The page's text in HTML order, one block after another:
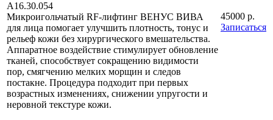
А16.30.054
Микроигольчатый RF-лифтинг ВЕНУС ВИВА
для лица помогает улучшить плотность, тонус и
рельеф кожи без хирургического вмешательства.
Аппаратное воздействие стимулирует обновление
тканей, способствует сокращению видимости
пор, смягчению мелких морщин и следов
постакне. Процедура подходит при первых
возрастных изменениях, снижении упругости и
неровной текстуре кожи.
45000 р.
Записаться